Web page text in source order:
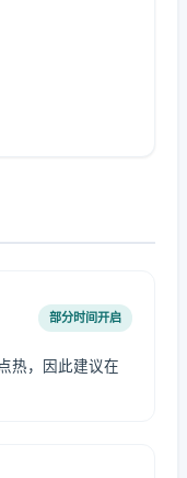
部分时间开启
热，因此建议在